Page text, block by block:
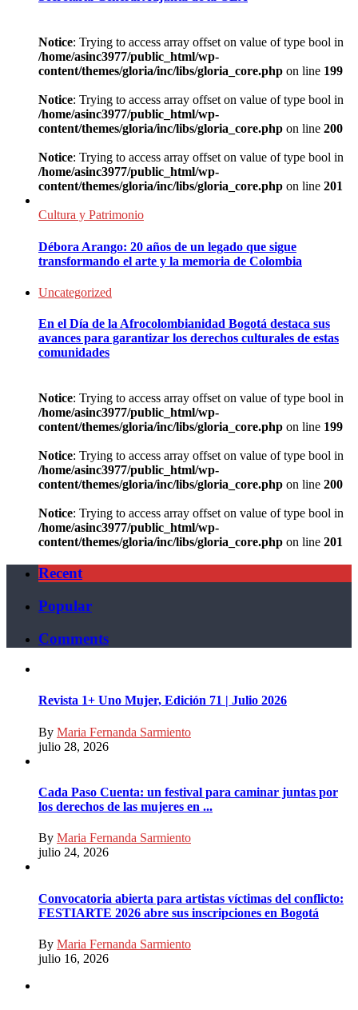
Notice: Trying to access array offset on value of type bool in
/home/asinc3977/public_html/wp-
content/themes/gloria/inc/libs/gloria_core.php on line 199
Notice: Trying to access array offset on value of type bool in
/home/asinc3977/public_html/wp-
content/themes/gloria/inc/libs/gloria_core.php on line 200
Notice: Trying to access array offset on value of type bool in
/home/asinc3977/public_html/wp-
content/themes/gloria/inc/libs/gloria_core.php on line 201
Cultura y Patrimonio
Débora Arango: 20 años de un legado que sigue
transformando el arte y la memoria de Colombia
Uncategorized
En el Día de la Afrocolombianidad Bogotá destaca sus
avances para garantizar los derechos culturales de estas
comunidades
Notice: Trying to access array offset on value of type bool in
/home/asinc3977/public_html/wp-
content/themes/gloria/inc/libs/gloria_core.php on line 199
Notice: Trying to access array offset on value of type bool in
/home/asinc3977/public_html/wp-
content/themes/gloria/inc/libs/gloria_core.php on line 200
Notice: Trying to access array offset on value of type bool in
/home/asinc3977/public_html/wp-
content/themes/gloria/inc/libs/gloria_core.php on line 201
Recent
Popular
Comments
Revista 1+ Uno Mujer, Edición 71 | Julio 2026
By Maria Fernanda Sarmiento
julio 28, 2026
Cada Paso Cuenta: un festival para caminar juntas por
los derechos de las mujeres en ...
By Maria Fernanda Sarmiento
julio 24, 2026
Convocatoria abierta para artistas víctimas del conflicto:
FESTIARTE 2026 abre sus inscripciones en Bogotá
By Maria Fernanda Sarmiento
julio 16, 2026